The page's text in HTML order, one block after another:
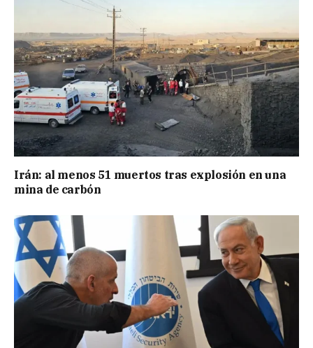
Irán: al menos 51 muertos tras explosión en una
mina de carbón